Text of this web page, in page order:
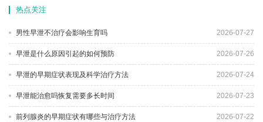
热点关注
男性早泄不治疗会影响生育吗 2026-07-27
早泄是什么原因引起的如何预防 2026-07-26
早泄的早期症状表现及科学治疗方法 2026-07-24
早泄能治愈吗恢复需要多长时间 2026-07-23
前列腺炎的早期症状有哪些与治疗方法 2026-07-22